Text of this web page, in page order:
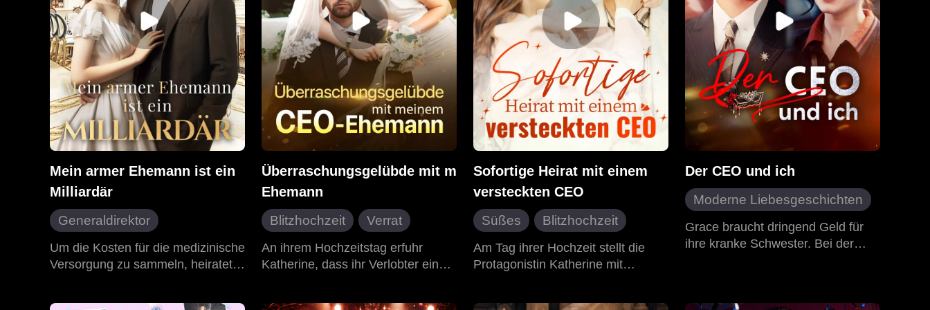
medizinischen Institut. Sobald ihre
Stimme zurückkehrte, begann sie
ihre Rache an Beth.
Mein armer Ehemann ist ein
Milliardär
Generaldirektor
Ersatzbraut
Stadtleben
Um die Kosten für die medizinische
Versorgung zu sammeln, heiratete
Überraschungsgelübde mit meinem CEO-
Ehemann
Blitzhochzeit
Verrat
Liebe nach der Heirat
HE
Büro-Romanze
Süßes
An ihrem Hochzeitstag erfuhr
Katherine, dass ihr Verlobter eine
Sofortige Heirat mit einem
versteckten CEO
Süßes
Blitzhochzeit
Liebe nach der Heirat
Am Tag ihrer Hochzeit stellt die
Protagonistin Katherine mit
Der CEO und ich
Moderne Liebesgeschichten
Generaldirektor
Sekretär
Großstadt
Erotik
Grace braucht dringend Geld für
ihre kranke Schwester. Bei der